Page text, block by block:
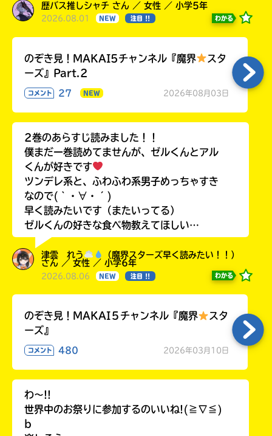
歴バス推しシャチ さん ／ 女性 ／ 小学5年
2026.08.01 NEW 注目 !! わかる
のぞき見！MAKAI5チャンネル『魔界
スタ
ーズ』Part.2
コメント 27 NEW 2026年08月03日
2巻のあらすじ読みました！！
僕まだ一巻読めてませんが、ゼルくんとアル
くんが好きです
ツンデレ系と、ふわふわ系男子めっちゃすき
なので(｀・∀・´)
早く読みたいです（またいってる）
ゼルくんの好きな食べ物教えてほしい…
津雲 れう
（魔界スターズ早く読みたい！！）
さん ／ 女性 ／ 小学6年
2026.08.06 NEW 注目 !! わかる
のぞき見！MAKAI５チャンネル『魔界
スタ
ーズ』
コメント 480 2026年03月10日
わ〜!!
世界中のお祭りに参加するのいいね!(≧∇≦)
b